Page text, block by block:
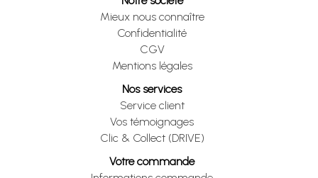
Mieux nous connaître
Confidentialité
CGV
Mentions légales
Nos services
Service client
Vos témoignages
Clic & Collect (DRIVE)
Votre commande